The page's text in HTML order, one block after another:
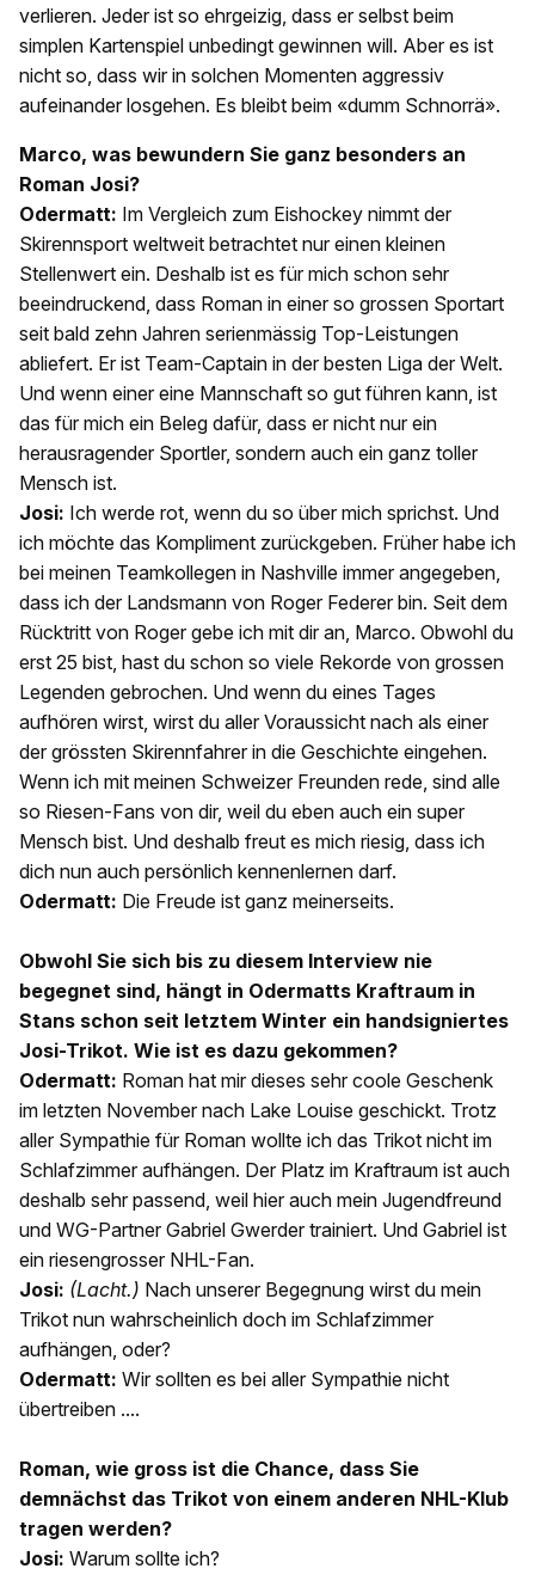
verlieren. Jeder ist so ehrgeizig, dass er selbst beim
simplen Kartenspiel unbedingt gewinnen will. Aber es ist
nicht so, dass wir in solchen Momenten aggressiv
aufeinander losgehen. Es bleibt beim «dumm Schnorrä».
Marco, was bewundern Sie ganz besonders an
Roman Josi?
Odermatt: Im Vergleich zum Eishockey nimmt der
Skirennsport weltweit betrachtet nur einen kleinen
Stellenwert ein. Deshalb ist es für mich schon sehr
beeindruckend, dass Roman in einer so grossen Sportart
seit bald zehn Jahren serienmässig Top-Leistungen
abliefert. Er ist Team-Captain in der besten Liga der Welt.
Und wenn einer eine Mannschaft so gut führen kann, ist
das für mich ein Beleg dafür, dass er nicht nur ein
herausragender Sportler, sondern auch ein ganz toller
Mensch ist.
Josi: Ich werde rot, wenn du so über mich sprichst. Und
ich möchte das Kompliment zurückgeben. Früher habe ich
bei meinen Teamkollegen in Nashville immer angegeben,
dass ich der Landsmann von Roger Federer bin. Seit dem
Rücktritt von Roger gebe ich mit dir an, Marco. Obwohl du
erst 25 bist, hast du schon so viele Rekorde von grossen
Legenden gebrochen. Und wenn du eines Tages
aufhören wirst, wirst du aller Voraussicht nach als einer
der grössten Skirennfahrer in die Geschichte eingehen.
Wenn ich mit meinen Schweizer Freunden rede, sind alle
so Riesen-Fans von dir, weil du eben auch ein super
Mensch bist. Und deshalb freut es mich riesig, dass ich
dich nun auch persönlich kennenlernen darf.
Odermatt: Die Freude ist ganz meinerseits.
Obwohl Sie sich bis zu diesem Interview nie
begegnet sind, hängt in Odermatts Kraftraum in
Stans schon seit letztem Winter ein handsigniertes
Josi-Trikot. Wie ist es dazu gekommen?
Odermatt: Roman hat mir dieses sehr coole Geschenk
im letzten November nach Lake Louise geschickt. Trotz
aller Sympathie für Roman wollte ich das Trikot nicht im
Schlafzimmer aufhängen. Der Platz im Kraftraum ist auch
deshalb sehr passend, weil hier auch mein Jugendfreund
und WG-Partner Gabriel Gwerder trainiert. Und Gabriel ist
ein riesengrosser NHL-Fan.
Josi: (Lacht.) Nach unserer Begegnung wirst du mein
Trikot nun wahrscheinlich doch im Schlafzimmer
aufhängen, oder?
Odermatt: Wir sollten es bei aller Sympathie nicht
übertreiben ....
Roman, wie gross ist die Chance, dass Sie
demnächst das Trikot von einem anderen NHL-Klub
tragen werden?
Josi: Warum sollte ich?